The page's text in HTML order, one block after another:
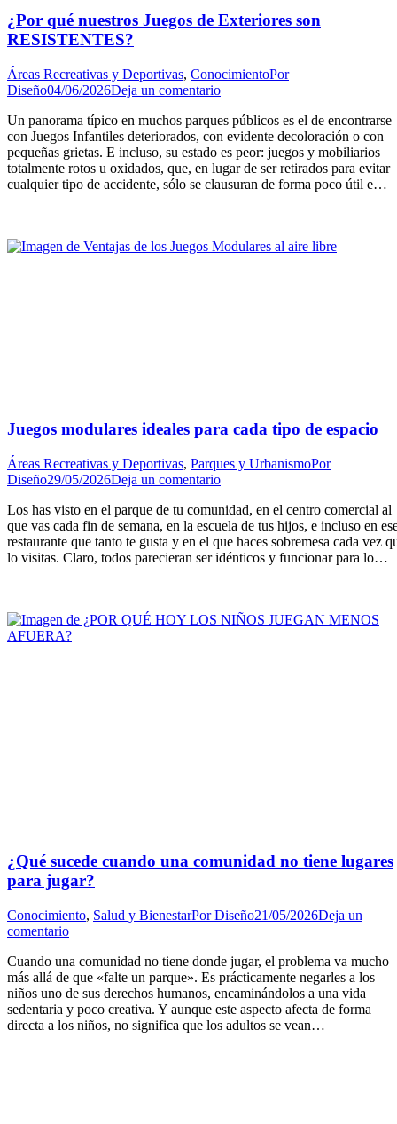
¿Por qué nuestros Juegos de Exteriores son
RESISTENTES?
Áreas Recreativas y Deportivas, ConocimientoPor
Diseño04/06/2026Deja un comentario
Un panorama típico en muchos parques públicos es el de encontrarse
con Juegos Infantiles deteriorados, con evidente decoloración o con
pequeñas grietas. E incluso, su estado es peor: juegos y mobiliarios
totalmente rotos u oxidados, que, en lugar de ser retirados para evitar
cualquier tipo de accidente, sólo se clausuran de forma poco útil e…
Juegos modulares ideales para cada tipo de espacio
Áreas Recreativas y Deportivas, Parques y UrbanismoPor
Diseño29/05/2026Deja un comentario
Los has visto en el parque de tu comunidad, en el centro comercial al
que vas cada fin de semana, en la escuela de tus hijos, e incluso en
restaurante que tanto te gusta y en el que haces sobremesa cada vez
lo visitas. Claro, todos parecieran ser idénticos y funcionar para lo…
¿Qué sucede cuando una comunidad no tiene lugares
para jugar?
Conocimiento, Salud y BienestarPorDiseño21/05/2026Deja un
comentario
Cuando una comunidad no tiene donde jugar, el problema va mucho
más allá de que «falte un parque». Es prácticamente negarles a los
niños uno de sus derechos humanos, encaminándolos a una vida
sedentaria y poco creativa. Y aunque este aspecto afecta de forma
directa a los niños, no significa que los adultos se vean…